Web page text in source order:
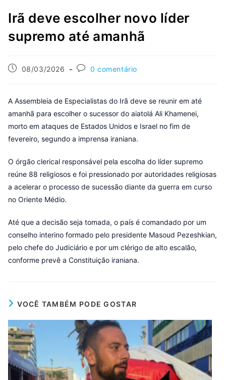
Irã deve escolher novo líder
supremo até amanhã
08/03/2026 0 comentário
A Assembleia de Especialistas do Irã deve se reunir em até
amanhã para escolher o sucessor do aiatolá Ali Khamenei,
morto em ataques de Estados Unidos e Israel no fim de
fevereiro, segundo a imprensa iraniana.
O órgão clerical responsável pela escolha do líder supremo
reúne 88 religiosos e foi pressionado por autoridades religiosas
a acelerar o processo de sucessão diante da guerra em curso
no Oriente Médio.
Até que a decisão seja tomada, o país é comandado por um
conselho interino formado pelo presidente Masoud Pezeshkian,
pelo chefe do Judiciário e por um clérigo de alto escalão,
conforme prevê a Constituição iraniana.
VOCÊ TAMBÉM PODE GOSTAR